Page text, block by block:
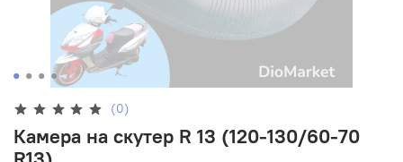
(0)
Камера на скутер R 13 (120-130/60-70